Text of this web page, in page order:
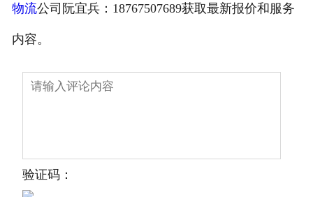
物流公司阮宜兵：18767507689获取最新报价和服务
内容。
验证码：